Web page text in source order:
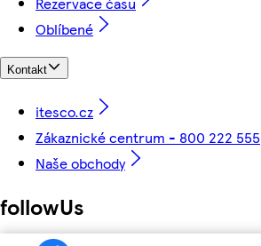
Oblíbené
Kontakt
itesco.cz
Zákaznické centrum - 800 222 555
Naše obchody
followUs